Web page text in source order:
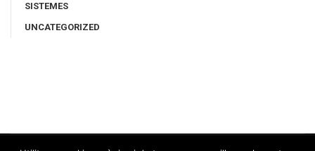
SISTEMES
UNCATEGORIZED